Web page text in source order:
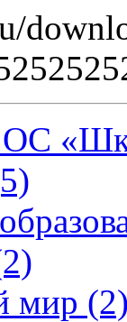
ОС
мир